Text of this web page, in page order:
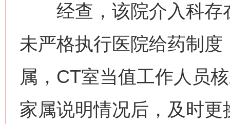
经查，该院介入科存
未严格执行医院给药制
属，CT室当值工作人员
家属说明情况后，及时